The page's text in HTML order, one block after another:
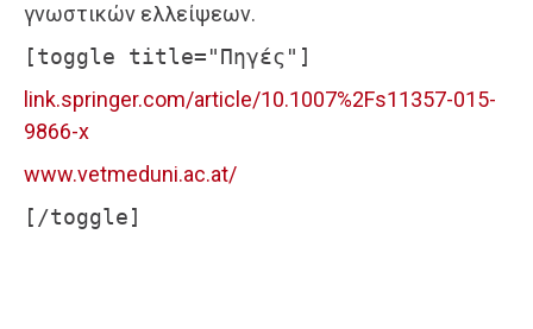
γνωστικών ελλείψεων.
[toggle title="Πηγές"]
link.springer.com/article/10.1007%2Fs11357-015-
9866-x
www.vetmeduni.ac.at/
[/toggle]